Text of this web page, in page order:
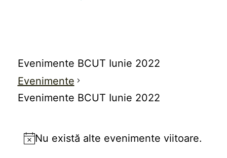
Evenimente BCUT Iunie 2022
Evenimente
Evenimente BCUT Iunie 2022
Evenimente
pentru
Notificare
Nu există alte evenimente viitoare.